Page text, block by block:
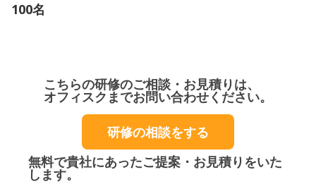
100名
こちらの研修のご相談・お見積りは、
オフィスクまでお問い合わせください。
研修の相談をする
無料で貴社にあったご提案・お見積りをいた
します。